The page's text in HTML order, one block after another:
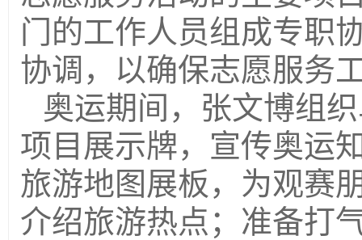
门的工作人员组成专职
协调，以确保志愿服务
奥运期间，张文博组
项目展示牌，宣传奥运
旅游地图展板，为观赛
介绍旅游热点；准备打